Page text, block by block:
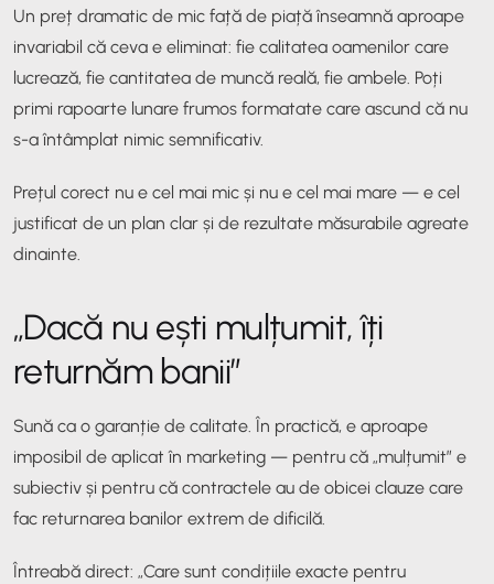
Un preț dramatic de mic față de piață înseamnă aproape
invariabil că ceva e eliminat: fie calitatea oamenilor care
lucrează, fie cantitatea de muncă reală, fie ambele. Poți
primi rapoarte lunare frumos formatate care ascund că nu
s-a întâmplat nimic semnificativ.
Prețul corect nu e cel mai mic și nu e cel mai mare — e cel
justificat de un plan clar și de rezultate măsurabile agreate
dinainte.
„Dacă nu ești mulțumit, îți
returnăm banii”
Sună ca o garanție de calitate. În practică, e aproape
imposibil de aplicat în marketing — pentru că „mulțumit” e
subiectiv și pentru că contractele au de obicei clauze care
fac returnarea banilor extrem de dificilă.
Întreabă direct: „Care sunt condițiile exacte pentru